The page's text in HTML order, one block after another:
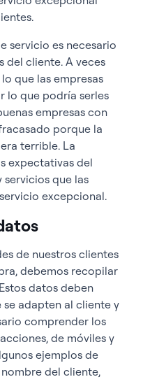
servicio es necesario
del cliente. A veces
que las empresas
lo que podría serles
empresas con
porque la
terrible. La
expectativas del
que las
excepcional.
de nuestros clientes
debemos recopilar
datos deben
adapten al cliente y
comprender los
de móviles y
ejemplos de
del cliente,